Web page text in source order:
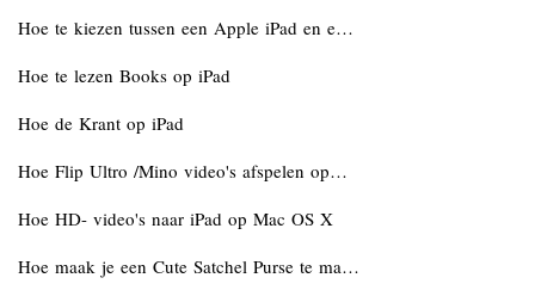
Hoe te kiezen tussen een Apple iPad en e…
Hoe te lezen Books op iPad
Hoe de Krant op iPad
Hoe Flip Ultro /Mino video's afspelen op…
Hoe HD- video's naar iPad op Mac OS X
Hoe maak je een Cute Satchel Purse te ma…